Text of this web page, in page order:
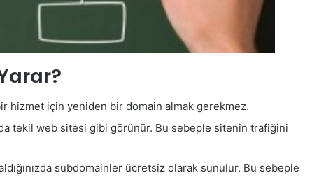
hizmet için yeniden bir domain almak gerekmez.
tekil web sitesi gibi görünür. Bu sebeple sitenin trafiğini
subdomainler ücretsiz olarak sunulur. Bu sebeple